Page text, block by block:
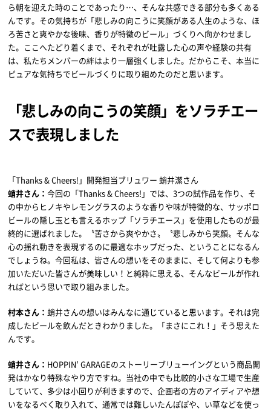
ら朝を迎えた時のことであったり…、そんな共感できる部分も多くある
んです。その気持ちが「悲しみの向こうに笑顔がある人生のような、ほ
ろ苦さと爽やかな後味、香りが特徴のビール」づくりへ向かわせまし
た。ここへたどり着くまで、それぞれが吐露した心の声や経験の共有
は、私たちメンバーの絆はより一層強くしました。だからこそ、本当に
ピュアな気持ちでビールづくりに取り組めたのだと思います。
「悲しみの向こうの笑顔」をソラチエー
スで表現しました
「Thanks & Cheers!」開発担当ブリュワー 蛸井潔さん
蛸井さん：今回の「Thanks & Cheers!」では、3つの試作品を作り、そ
の中からヒノキやレモングラスのような香りや味が特徴的な、サッポロ
ビールの隠し玉とも言えるホップ「ソラチエース」を使用したものが最
終的に選ばれました。〝苦さから爽やかさ〟〝悲しみから笑顔〟そんな
心の揺れ動きを表現するのに最適なホップだった、ということになるん
でしょうね。今回私は、皆さんの想いをそのままに、そして何よりも参
加いただいた皆さんが美味しい！と純粋に思える、そんなビールが作れ
ればという思いで取り組みました。
村本さん： 蛸井さんの想いはみんなに通じていると思います。それは完
成したビールを飲んだときわかりました。「まさにこれ！」そう思えた
んです。
蛸井さん： HOPPIN’ GARAGEのストーリーブリューイングという商品開
発はかなり特殊なやり方ですね。当社の中でも比較的小さな工場で生産
していて、多少は小回りが利きますので、企画者の方のアイディアや想
いをなるべく取り入れて、通常では難しいたんぽぽや、い草などを使っ